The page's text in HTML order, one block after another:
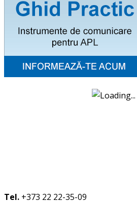
Tel. +373 22 22-35-09